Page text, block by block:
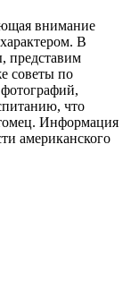
внимание
В
представим
советы по
что
Информация
американского